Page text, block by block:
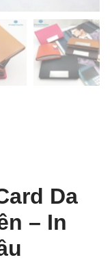
Da
– In